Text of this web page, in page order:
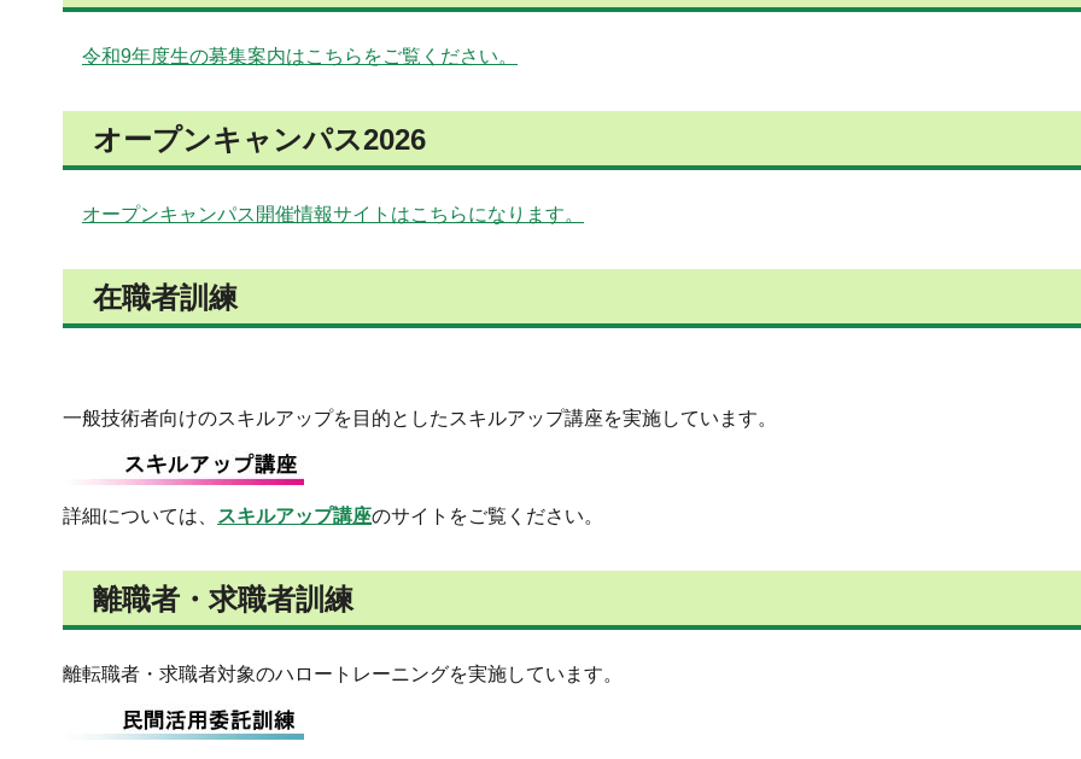
令和9年度生の募集案内はこちらをご覧ください。
オープンキャンパス2026
オープンキャンパス開催情報サイトはこちらになります。
在職者訓練
一般技術者向けのスキルアップを目的としたスキルアップ講座を実施しています。
詳細については、 スキルアップ講座のサイトをご覧ください。
離職者・求職者訓練
離転職者・求職者対象のハロートレーニングを実施しています。